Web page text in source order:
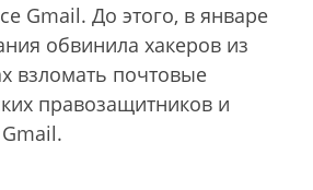
Gmail. До этого, в январе
обвинила хакеров из
взломать почтовые
правозащитников и